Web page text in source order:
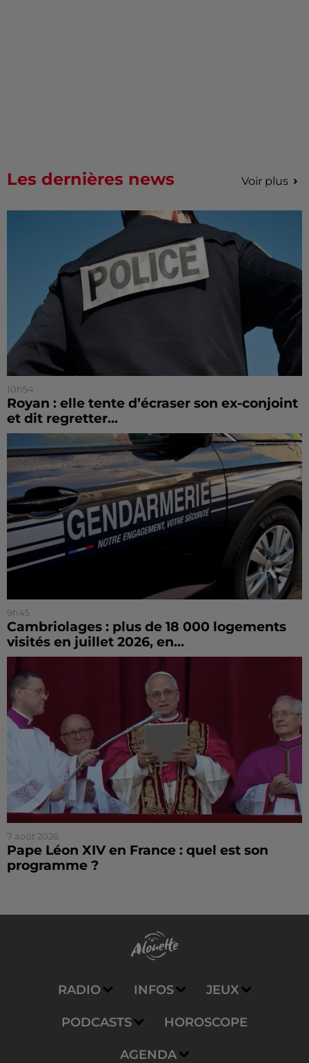
Les dernières news Voir plus
10h54
Royan : elle tente d’écraser son ex-conjoint
et dit regretter...
9h45
Cambriolages : plus de 18 000 logements
visités en juillet 2026, en...
7 août 2026
Pape Léon XIV en France : quel est son
programme ?
RADIO INFOS JEUX
PODCASTS HOROSCOPE
AGENDA